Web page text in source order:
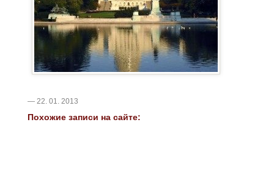
— 22. 01. 2013
Похожие записи на сайте: